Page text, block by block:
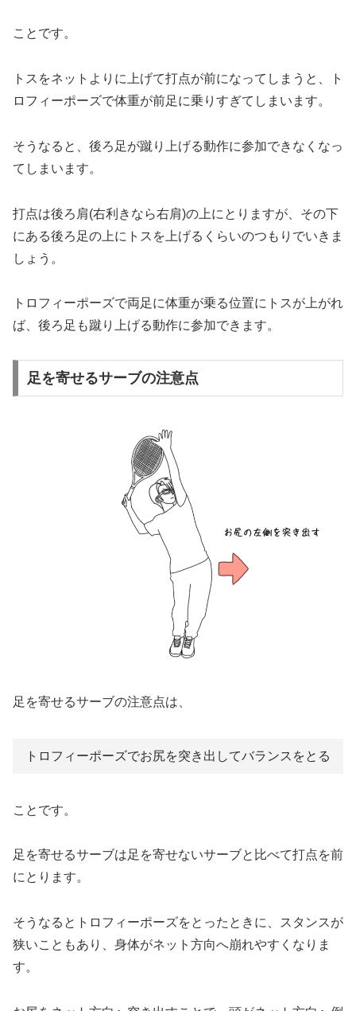
ことです。
トスをネットよりに上げて打点が前になってしまうと、ト
ロフィーポーズで体重が前足に乗りすぎてしまいます。
そうなると、後ろ足が蹴り上げる動作に参加できなくなっ
てしまいます。
打点は後ろ肩(右利きなら右肩)の上にとりますが、その下
にある後ろ足の上にトスを上げるくらいのつもりでいきま
しょう。
トロフィーポーズで両足に体重が乗る位置にトスが上がれ
ば、後ろ足も蹴り上げる動作に参加できます。
足を寄せるサーブの注意点
足を寄せるサーブの注意点は、
トロフィーポーズでお尻を突き出してバランスをとる
ことです。
足を寄せるサーブは足を寄せないサーブと比べて打点を前
にとります。
そうなるとトロフィーポーズをとったときに、スタンスが
狭いこともあり、身体がネット方向へ崩れやすくなりま
す。